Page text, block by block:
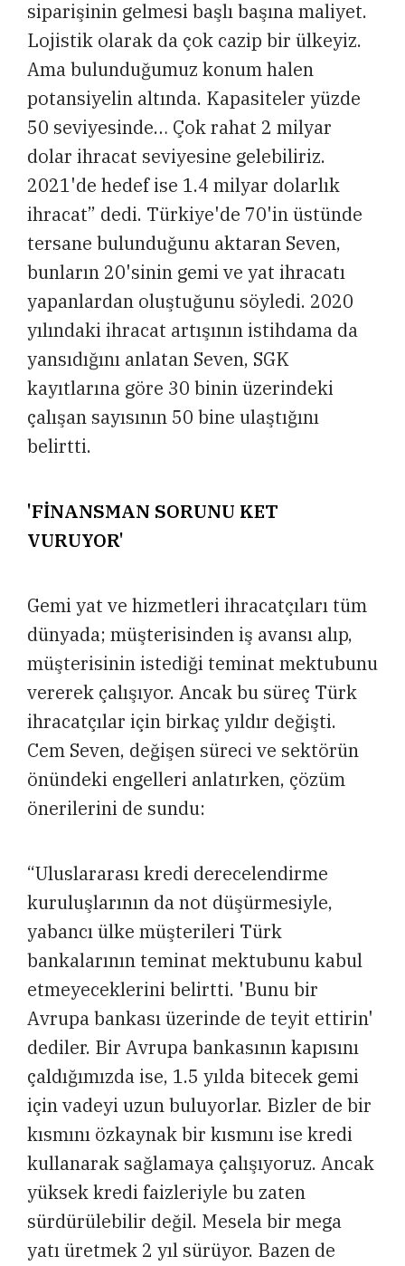
siparişinin gelmesi başlı başına maliyet.
Lojistik olarak da çok cazip bir ülkeyiz.
Ama bulunduğumuz konum halen
potansiyelin altında. Kapasiteler yüzde
50 seviyesinde… Çok rahat 2 milyar
dolar ihracat seviyesine gelebiliriz.
2021'de hedef ise 1.4 milyar dolarlık
ihracat” dedi. Türkiye'de 70'in üstünde
tersane bulunduğunu aktaran Seven,
bunların 20'sinin gemi ve yat ihracatı
yapanlardan oluştuğunu söyledi. 2020
yılındaki ihracat artışının istihdama da
yansıdığını anlatan Seven, SGK
kayıtlarına göre 30 binin üzerindeki
çalışan sayısının 50 bine ulaştığını
belirtti.
'FİNANSMAN SORUNU KET
VURUYOR'
Gemi yat ve hizmetleri ihracatçıları tüm
dünyada; müşterisinden iş avansı alıp,
müşterisinin istediği teminat mektubunu
vererek çalışıyor. Ancak bu süreç Türk
ihracatçılar için birkaç yıldır değişti.
Cem Seven, değişen süreci ve sektörün
önündeki engelleri anlatırken, çözüm
önerilerini de sundu:
“Uluslararası kredi derecelendirme
kuruluşlarının da not düşürmesiyle,
yabancı ülke müşterileri Türk
bankalarının teminat mektubunu kabul
etmeyeceklerini belirtti. 'Bunu bir
Avrupa bankası üzerinde de teyit ettirin'
dediler. Bir Avrupa bankasının kapısını
çaldığımızda ise, 1.5 yılda bitecek gemi
için vadeyi uzun buluyorlar. Bizler de bir
kısmını özkaynak bir kısmını ise kredi
kullanarak sağlamaya çalışıyoruz. Ancak
yüksek kredi faizleriyle bu zaten
sürdürülebilir değil. Mesela bir mega
yatı üretmek 2 yıl sürüyor. Bazen de